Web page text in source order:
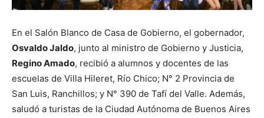
En el Salón Blanco de Casa de Gobierno, el gobernador,
Osvaldo Jaldo, junto al ministro de Gobierno y Justicia,
Regino Amado, recibió a alumnos y docentes de las
escuelas de Villa Hileret, Río Chico; N° 2 Provincia de
San Luis, Ranchillos; y N° 390 de Tafí del Valle. Además,
saludó a turistas de la Ciudad Autónoma de Buenos Aires